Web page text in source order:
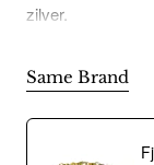
zilver.
Same Brand